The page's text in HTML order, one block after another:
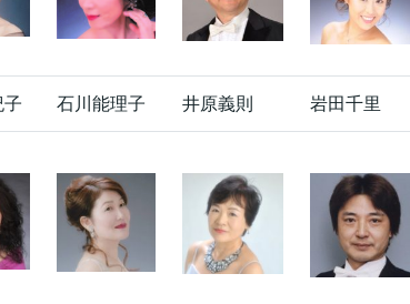
石川能理子 井原義則 岩田千里